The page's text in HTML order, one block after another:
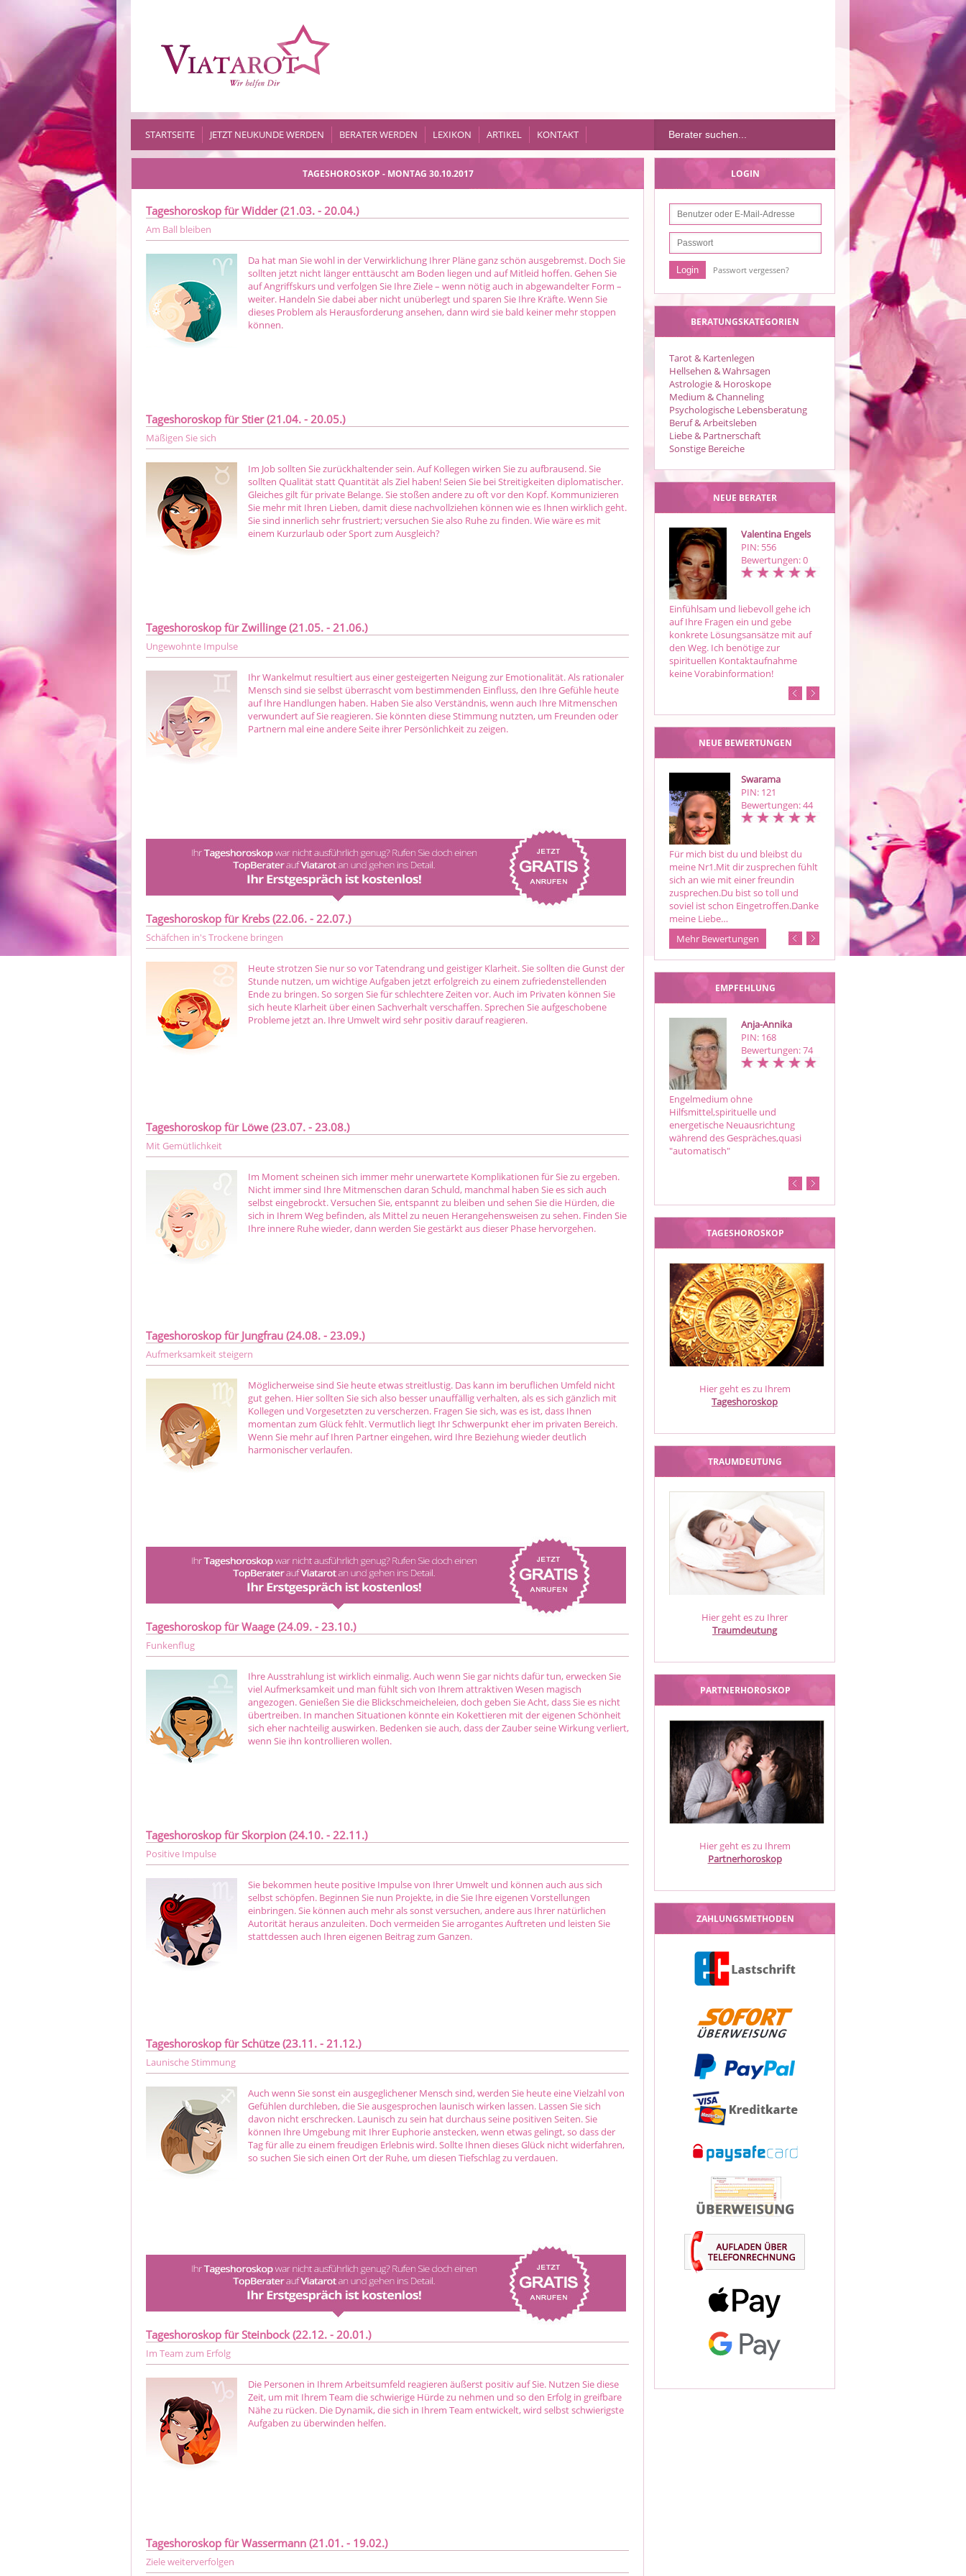
STARTSEITE JETZT NEUKUNDE WERDEN BERATER WERDEN LEXIKON ARTIKEL KONTAKT
LOGIN
Passwort vergessen?
BERATUNGSKATEGORIEN
Tarot & Kartenlegen
Hellsehen & Wahrsagen
Astrologie & Horoskope
Medium & Channeling
Psychologische Lebensberatung
Beruf & Arbeitsleben
Liebe & Partnerschaft
Sonstige Bereiche
NEUE BERATER
Valentina Engels
PIN: 556
Bewertungen: 0
Einfühlsam und liebevoll gehe ich
auf Ihre Fragen ein und gebe
konkrete Lösungsansätze mit auf
den Weg. Ich benötige zur
spirituellen Kontaktaufnahme
keine Vorabinformation!
Esperanza
Schau deinem(er) Liebsten in den
Karten! Liebevolles und
NEUE BEWERTUNGEN
Swarama
PIN: 121
Bewertungen: 44
Für mich bist du und bleibst du
meine Nr1.Mit dir zusprechen fühlt
sich an wie mit einer freundin
zusprechen.Du bist so toll und
soviel ist schon Eingetroffen.Danke
meine Liebe…
PIN: 781
Bewertungen:
Einmal Livi immer Livi.Du bist
&ehrlich und vorallem deinen
Ausagen treu und treffsicher
Mehr Bewertungen
EMPFEHLUNG
Anja-Annika
PIN: 168
Bewertungen: 74
Engelmedium ohne
Hilfsmittel,spirituelle und
energetische Neuausrichtung
während des Gespräches,quasi
"automatisch"
TAGESHOROSKOP
Hier geht es zu Ihrem
Tageshoroskop
TRAUMDEUTUNG
Hier geht es zu Ihrer
Traumdeutung
PARTNERHOROSKOP
Hier geht es zu Ihrem
Partnerhoroskop
ZAHLUNGSMETHODEN
TAGESHOROSKOP - MONTAG 30.10.2017
Tageshoroskop für Widder (21.03. - 20.04.)
Am Ball bleiben
Da hat man Sie wohl in der Verwirklichung Ihrer Pläne ganz schön ausgebremst. Doch Sie
sollten jetzt nicht länger enttäuscht am Boden liegen und auf Mitleid hoffen. Gehen Sie
auf Angriffskurs und verfolgen Sie Ihre Ziele – wenn nötig auch in abgewandelter Form –
weiter. Handeln Sie dabei aber nicht unüberlegt und sparen Sie Ihre Kräfte. Wenn Sie
dieses Problem als Herausforderung ansehen, dann wird sie bald keiner mehr stoppen
können.
Tageshoroskop für Stier (21.04. - 20.05.)
Mäßigen Sie sich
Im Job sollten Sie zurückhaltender sein. Auf Kollegen wirken Sie zu aufbrausend. Sie
sollten Qualität statt Quantität als Ziel haben! Seien Sie bei Streitigkeiten diplomatischer.
Gleiches gilt für private Belange. Sie stoßen andere zu oft vor den Kopf. Kommunizieren
Sie mehr mit Ihren Lieben, damit diese nachvollziehen können wie es Ihnen wirklich geht.
Sie sind innerlich sehr frustriert; versuchen Sie also Ruhe zu finden. Wie wäre es mit
einem Kurzurlaub oder Sport zum Ausgleich?
Tageshoroskop für Zwillinge (21.05. - 21.06.)
Ungewohnte Impulse
Ihr Wankelmut resultiert aus einer gesteigerten Neigung zur Emotionalität. Als rationaler
Mensch sind sie selbst überrascht vom bestimmenden Einfluss, den Ihre Gefühle heute
auf Ihre Handlungen haben. Haben Sie also Verständnis, wenn auch Ihre Mitmenschen
verwundert auf Sie reagieren. Sie könnten diese Stimmung nutzten, um Freunden oder
Partnern mal eine andere Seite ihrer Persönlichkeit zu zeigen.
Tageshoroskop für Krebs (22.06. - 22.07.)
Schäfchen in's Trockene bringen
Heute strotzen Sie nur so vor Tatendrang und geistiger Klarheit. Sie sollten die Gunst der
Stunde nutzen, um wichtige Aufgaben jetzt erfolgreich zu einem zufriedenstellenden
Ende zu bringen. So sorgen Sie für schlechtere Zeiten vor. Auch im Privaten können Sie
sich heute Klarheit über einen Sachverhalt verschaffen. Sprechen Sie aufgeschobene
Probleme jetzt an. Ihre Umwelt wird sehr positiv darauf reagieren.
Tageshoroskop für Löwe (23.07. - 23.08.)
Mit Gemütlichkeit
Im Moment scheinen sich immer mehr unerwartete Komplikationen für Sie zu ergeben.
Nicht immer sind Ihre Mitmenschen daran Schuld, manchmal haben Sie es sich auch
selbst eingebrockt. Versuchen Sie, entspannt zu bleiben und sehen Sie die Hürden, die
sich in Ihrem Weg befinden, als Mittel zu neuen Herangehensweisen zu sehen. Finden Sie
Ihre innere Ruhe wieder, dann werden Sie gestärkt aus dieser Phase hervorgehen.
Tageshoroskop für Jungfrau (24.08. - 23.09.)
Aufmerksamkeit steigern
Möglicherweise sind Sie heute etwas streitlustig. Das kann im beruflichen Umfeld nicht
gut gehen. Hier sollten Sie sich also besser unauffällig verhalten, als es sich gänzlich mit
Kollegen und Vorgesetzten zu verscherzen. Fragen Sie sich, was es ist, dass Ihnen
momentan zum Glück fehlt. Vermutlich liegt Ihr Schwerpunkt eher im privaten Bereich.
Wenn Sie mehr auf Ihren Partner eingehen, wird Ihre Beziehung wieder deutlich
harmonischer verlaufen.
Tageshoroskop für Waage (24.09. - 23.10.)
Funkenflug
Ihre Ausstrahlung ist wirklich einmalig. Auch wenn Sie gar nichts dafür tun, erwecken Sie
viel Aufmerksamkeit und man fühlt sich von Ihrem attraktiven Wesen magisch
angezogen. Genießen Sie die Blickschmeicheleien, doch geben Sie Acht, dass Sie es nicht
übertreiben. In manchen Situationen könnte ein Kokettieren mit der eigenen Schönheit
sich eher nachteilig auswirken. Bedenken sie auch, dass der Zauber seine Wirkung verliert,
wenn Sie ihn kontrollieren wollen.
Tageshoroskop für Skorpion (24.10. - 22.11.)
Positive Impulse
Sie bekommen heute positive Impulse von Ihrer Umwelt und können auch aus sich
selbst schöpfen. Beginnen Sie nun Projekte, in die Sie Ihre eigenen Vorstellungen
einbringen. Sie können auch mehr als sonst versuchen, andere aus Ihrer natürlichen
Autorität heraus anzuleiten. Doch vermeiden Sie arrogantes Auftreten und leisten Sie
stattdessen auch Ihren eigenen Beitrag zum Ganzen.
Tageshoroskop für Schütze (23.11. - 21.12.)
Launische Stimmung
Auch wenn Sie sonst ein ausgeglichener Mensch sind, werden Sie heute eine Vielzahl von
Gefühlen durchleben, die Sie ausgesprochen launisch wirken lassen. Lassen Sie sich
davon nicht erschrecken. Launisch zu sein hat durchaus seine positiven Seiten. Sie
können Ihre Umgebung mit Ihrer Euphorie anstecken, wenn etwas gelingt, so dass der
Tag für alle zu einem freudigen Erlebnis wird. Sollte Ihnen dieses Glück nicht widerfahren,
so suchen Sie sich einen Ort der Ruhe, um diesen Tiefschlag zu verdauen.
Tageshoroskop für Steinbock (22.12. - 20.01.)
Im Team zum Erfolg
Die Personen in Ihrem Arbeitsumfeld reagieren äußerst positiv auf Sie. Nutzen Sie diese
Zeit, um mit Ihrem Team die schwierige Hürde zu nehmen und so den Erfolg in greifbare
Nähe zu rücken. Die Dynamik, die sich in Ihrem Team entwickelt, wird selbst schwierigste
Aufgaben zu überwinden helfen.
Tageshoroskop für Wassermann (21.01. - 19.02.)
Ziele weiterverfolgen